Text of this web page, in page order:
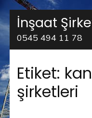
İçeriğe
atla
(Enter
basın)
İnşaat
0545 494 11 78
Etiket:
şirketleri